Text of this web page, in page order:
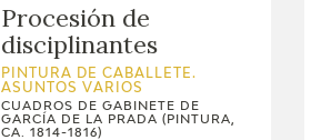
Procesión de
disciplinantes
PINTURA DE CABALLETE.
ASUNTOS VARIOS
CUADROS DE GABINETE DE
GARCÍA DE LA PRADA (PINTURA,
CA. 1814-1816)